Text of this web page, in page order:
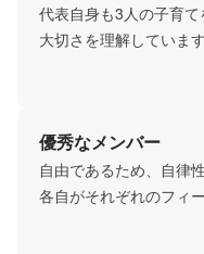
代表自身も3人の子育
大切さを理解しています
優秀なメンバー
自由であるため、自律
各自がそれぞれのフィ